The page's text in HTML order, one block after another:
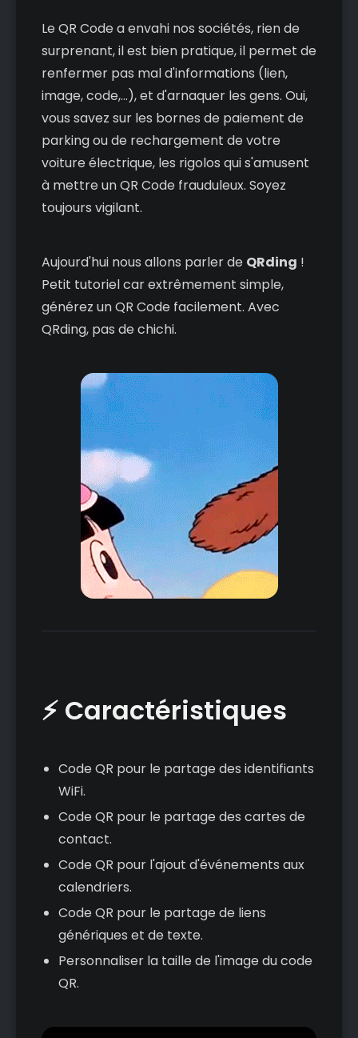
Le QR Code a envahi nos sociétés, rien de
surprenant, il est bien pratique, il permet de
renfermer pas mal d'informations (lien,
image, code,...), et d'arnaquer les gens. Oui,
vous savez sur les bornes de paiement de
parking ou de rechargement de votre
voiture électrique, les rigolos qui s'amusent
à mettre un QR Code frauduleux. Soyez
toujours vigilant.
Aujourd'hui nous allons parler de QRding !
Petit tutoriel car extrêmement simple,
générez un QR Code facilement. Avec
QRding, pas de chichi.
⚡ Caractéristiques
Code QR pour le partage des identifiants
WiFi.
Code QR pour le partage des cartes de
contact.
Code QR pour l'ajout d'événements aux
calendriers.
Code QR pour le partage de liens
génériques et de texte.
Personnaliser la taille de l'image du code
QR.